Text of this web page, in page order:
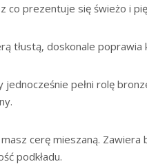
co prezentuje się świeżo i
tłustą, doskonale poprawia
pełni rolę
cerę mieszaną.
podkładu.